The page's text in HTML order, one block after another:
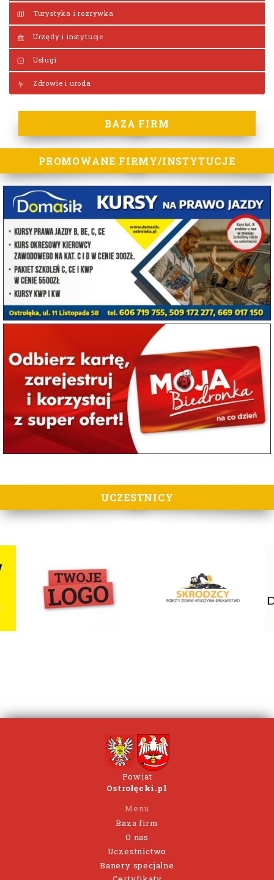
Turystyka i rozrywka
Urzędy i instytucje
Usługi
Zdrowie i uroda
BAZA FIRM
PROMOWANE FIRMY/INSTYTUCJE
UCZESTNICY
Powiat
Ostrołęcki.pl
Menu
Baza firm
O nas
Uczestnictwo
Banery specjalne